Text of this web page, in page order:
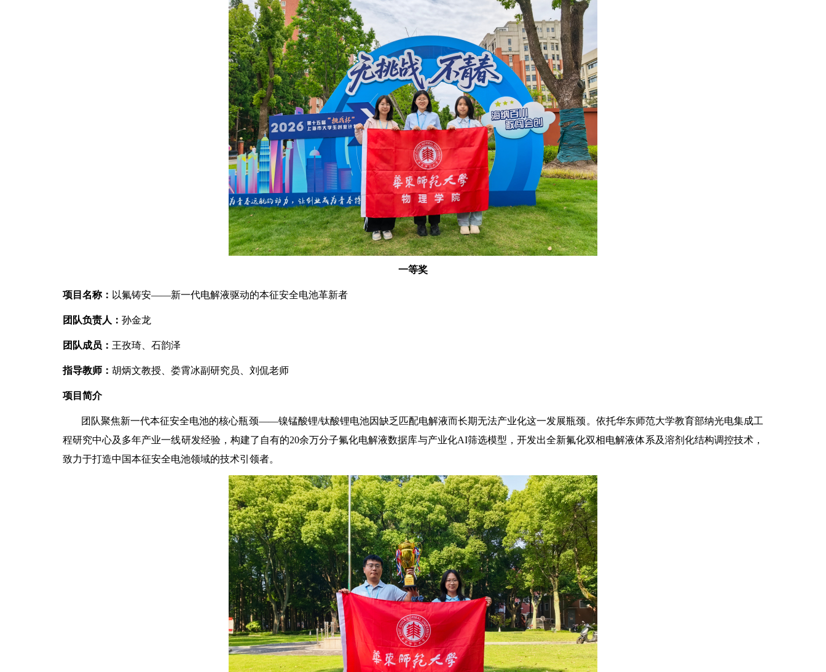
一等奖
项目名称： 以氟铸安——新一代电解液驱动的本征安全电池革新者
团队负责人： 孙金龙
团队成员： 王孜琦、石韵泽
指导教师： 胡炳文教授、娄霄冰副研究员、刘侃老师
项目简介
团队聚焦新一代本征安全电池的核心瓶颈——镍锰酸锂/钛酸锂电池因缺乏匹配电解液而长期无法产业化这一发展瓶颈。依托华东师范大学教育部纳光电集成工
程研究中心及多年产业一线研发经验，构建了自有的20余万分子氟化电解液数据库与产业化AI筛选模型，开发出全新氟化双相电解液体系及溶剂化结构调控技术，
致力于打造中国本征安全电池领域的技术引领者。